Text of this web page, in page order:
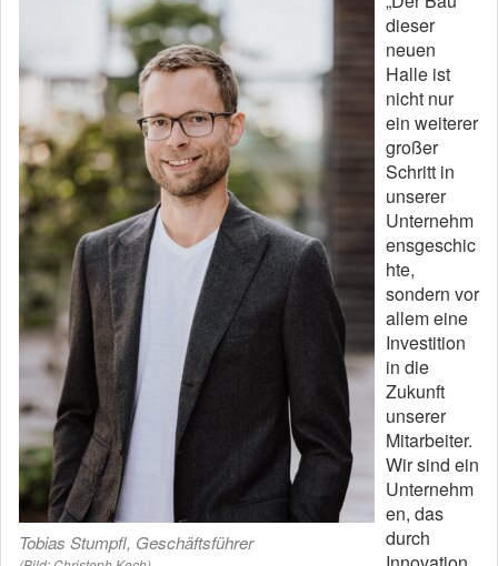
Tobias Stumpfl, Geschäftsführer
dieser
neuen
Halle ist
nicht nur
ein weiterer
großer
Schritt in
unserer
Unternehm
ensgeschic
hte,
sondern vor
allem eine
Investition
in die
Zukunft
unserer
Mitarbeiter.
Wir sind ein
Unternehm
en, das
durch